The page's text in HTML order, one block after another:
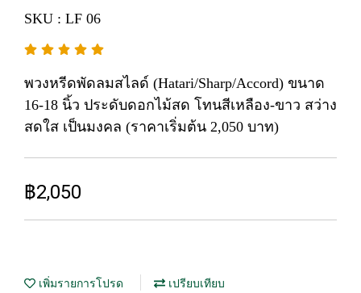
SKU : LF 06
พวงหรีดพัดลมสไลด์ (Hatari/Sharp/Accord) ขนาด
16-18 นิ้ว ประดับดอกไม้สด โทนสีเหลือง-ขาว สว่าง
สดใส เป็นมงคล (ราคาเริ่มต้น 2,050 บาท)
฿2,050
เพิ่มรายการโปรด เปรียบเทียบ